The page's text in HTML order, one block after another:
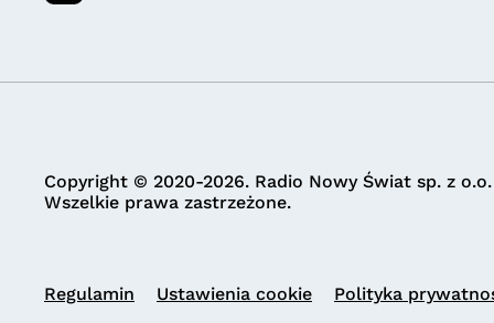
Copyright © 2020-2026. Radio Nowy Świat sp. z o.o.
Wszelkie prawa zastrzeżone.
Regulamin Ustawienia cookie Polityka